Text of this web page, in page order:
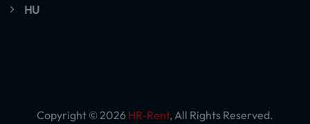
HU
Copyright © 2026 HR-Rent, All Rights Reserved.